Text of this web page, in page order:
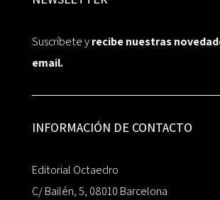
Suscríbete yrecibe nuestras
email.
INFORMACIÓN DE CONTACTO
Editorial Octaedro
C/ Bailén, 5, 08010 Barcelona